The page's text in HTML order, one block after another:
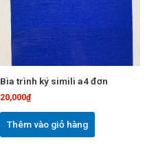
Bìa trình ký simili a4 đơn
20,000₫
Thêm vào giỏ hàng